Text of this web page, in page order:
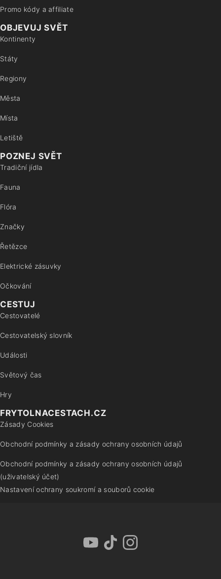
Promo kódy a affiliate
OBJEVUJ SVĚT
Kontinenty
Státy
Regiony
Města
Místa
Letiště
POZNEJ SVĚT
Tradiční jídla
Fauna
Flóra
Značky
Řetězce
Elektrické zásuvky
Očkování
CESTUJ
Cestovatelé
Cestovatelský slovník
Události
Světový čas
Hry
FRYTOLNACESTACH.CZ
Zásady Cookies
Obchodní podmínky a zásady ochrany osobních údajů
Obchodní podmínky a zásady ochrany osobních údajů
(uživatelský účet)
Nastavení ochrany soukromí a souborů cookie